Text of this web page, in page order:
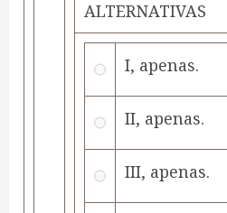
ALTERNATIVAS
I, apenas.
II, apenas.
III, apenas.